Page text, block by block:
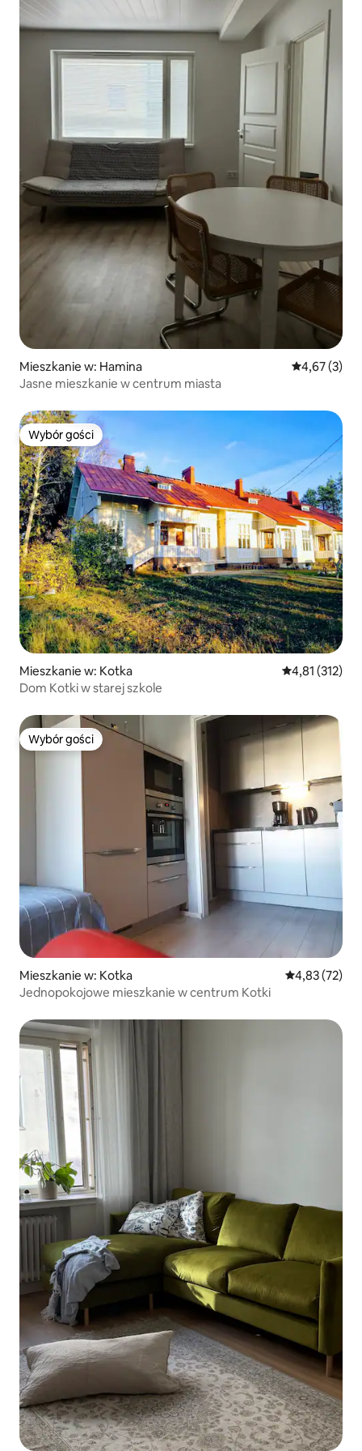
Mieszkanie w: Hamina Średnia
4,67 (3)
Jasne mieszkanie w centrum miasta
Wybór gości
Wybór gości
Mieszkanie w: Kotka Średnia
4,81 (312)
Dom Kotki w starej szkole
Wybór gości
Wybór gości
Mieszkanie w: Kotka Średnia
4,83 (72)
Jednopokojowe mieszkanie w centrum Kotki